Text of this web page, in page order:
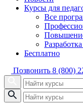
Курсы для
Все
Бесплатно
Позвонить 8 (800)